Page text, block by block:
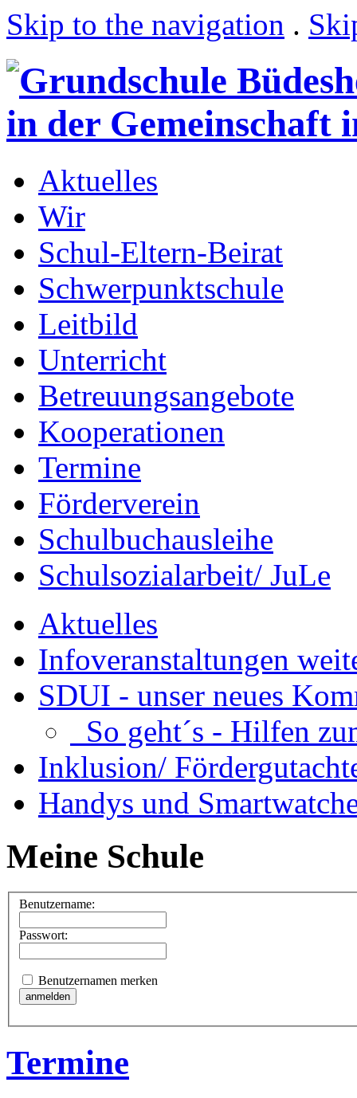
Skip to the navigation .
Aktuelles
Wir
Schul-Eltern-Beirat
Schwerpunktschule
Leitbild
Unterricht
Betreuungsangebote
Kooperationen
Termine
Förderverein
Schulbuchausleihe
Schulsozialarbeit/ JuLe
Aktuelles
Infoveranstaltungen
SDUI - unser neues
So geht´s - Hilfen
Inklusion/
Handys und
Meine Schule
Benutzername:
Passwort:
Benutzernamen merken
Termine